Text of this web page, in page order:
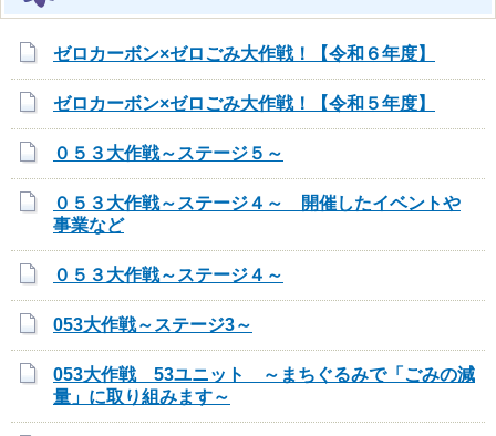
ゼロカーボン×ゼロごみ大作戦！【令和６年度】
ゼロカーボン×ゼロごみ大作戦！【令和５年度】
０５３大作戦～ステージ５～
０５３大作戦～ステージ４～ 開催したイベントや
事業など
０５３大作戦～ステージ４～
053大作戦～ステージ3～
053大作戦 53ユニット ～まちぐるみで「ごみの減
量」に取り組みます～